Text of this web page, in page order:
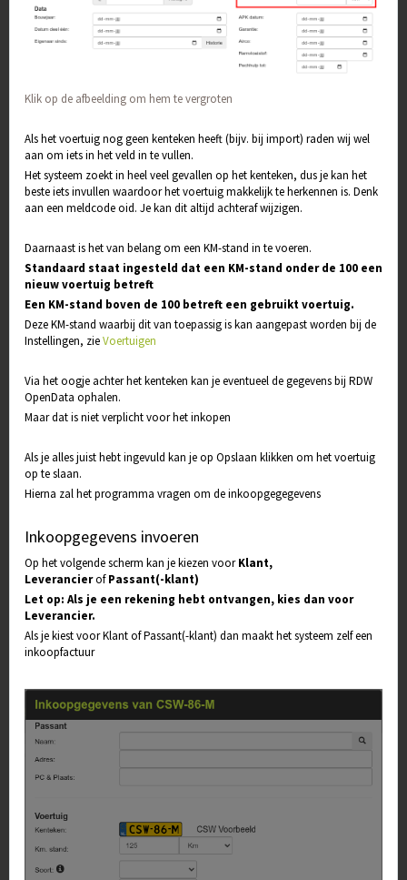
Klik op de afbeelding om hem te vergroten
Als het voertuig nog geen kenteken heeft (bijv. bij import) raden wij wel
aan om iets in het veld in te vullen.
Het systeem zoekt in heel veel gevallen op het kenteken, dus je kan het
beste iets invullen waardoor het voertuig makkelijk te herkennen is. Denk
aan een meldcode oid. Je kan dit altijd achteraf wijzigen.
Daarnaast is het van belang om een KM-stand in te voeren.
Standaard staat ingesteld dat een KM-stand onder de 100 een
nieuw voertuig betreft
Een KM-stand boven de 100 betreft een gebruikt voertuig.
Deze KM-stand waarbij dit van toepassig is kan aangepast worden bij de
Instellingen, zieVoertuigen
Via het oogje achter het kenteken kan je eventueel de gegevens bij RDW
OpenData ophalen.
Maar dat is niet verplicht voor het inkopen
Als je alles juist hebt ingevuld kan je op Opslaan klikken om het voertuig
op te slaan.
Hierna zal het programma vragen om de inkoopgegegevens
Inkoopgegevens invoeren
Op het volgende scherm kan je kiezen voorKlant,
LeverancierofPassant(-klant)
Let op: Als je een rekening hebt ontvangen, kies dan voor
Leverancier.
Als je kiest voor Klant of Passant(-klant) dan maakt het systeem zelf een
inkoopfactuur